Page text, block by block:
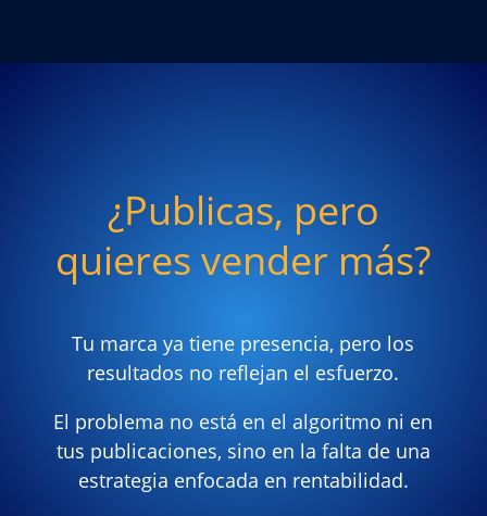
¿Publicas, pero
quieres vender más?
Tu marca ya tiene presencia, pero los
resultados no reflejan el esfuerzo.
El problema no está en el algoritmo ni en
tus publicaciones, sino en la falta de una
estrategia enfocada en rentabilidad.